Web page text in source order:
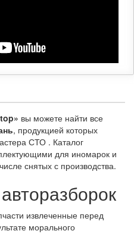
вы можете найти все
, продукцией которых
СТО . Каталог
для иномарок и
снятых с производства.
извлеченные перед
морального